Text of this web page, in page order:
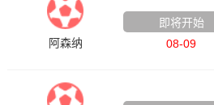
阿森纳
即将开始
08-09